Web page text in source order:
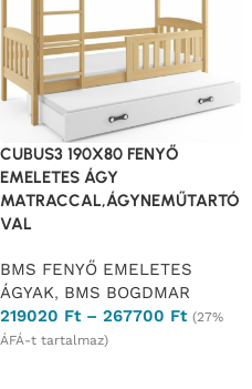
CUBUS3 190X80 FENYŐ
EMELETES ÁGY
MATRACCAL,ÁGYNEMŰTARTÓ
VAL
BMS FENYŐ EMELETES
ÁGYAK, BMS BOGDMAR
219020 Ft – 267700 Ft (27%
ÁFÁ-t tartalmaz)